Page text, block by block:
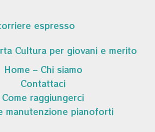
Home – Chi siamo
Contattaci
Come raggiungerci
manutenzione pianoforti